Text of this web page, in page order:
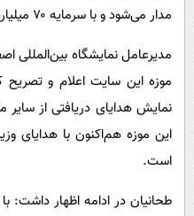
مدار می‌شود و با سرمایه ۷۰ میلیاردی ساخته شده است.
مدیرعامل نمایشگاه بین‌المللی
موزه این سایت اعلام و تصریح
نمایش هدایای دریافتی از سایر
این موزه هم‌اکنون با هدایای
است.
طحانیان در ادامه اظهار داشت: